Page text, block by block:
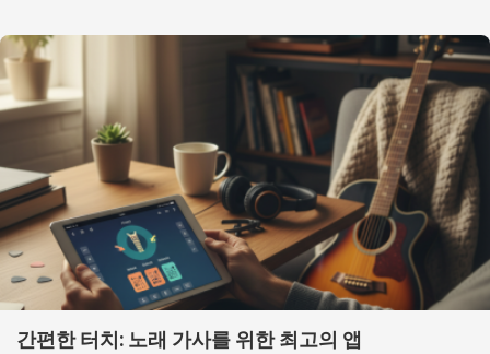
간편한 터치: 노래 가사를 위한 최고의 앱